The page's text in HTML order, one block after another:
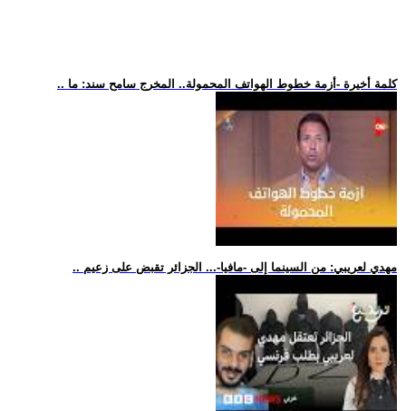
.. كلمة أخيرة -أزمة خطوط الهواتف المحمولة.. المخرج سامح سند: ما
.. مهدي لعريبي: من السينما إلى -مافيا-... الجزائر تقبض على زعيم